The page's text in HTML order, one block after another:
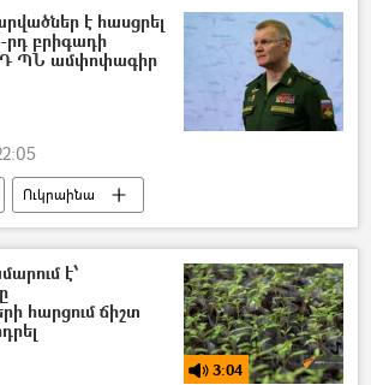
(ԱԳՆ)
է հասցրել
րդ բրիգադի
ՊՆ ամփոփագիր
Ուկրաինա
է՝
հարցում ճիշտ
3:04